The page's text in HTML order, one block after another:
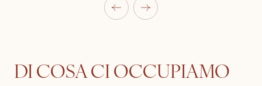
DI COSA CI OCCUPIAMO